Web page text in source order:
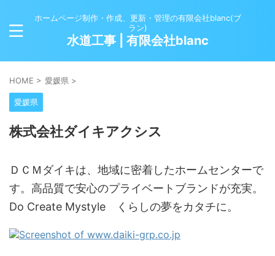
ホームページ制作・作成、更新・管理の有限会社blanc(ブ
ラン)
水道工事 | 有限会社blanc
HOME > 愛媛県 >
愛媛県
株式会社ダイキアクシス
ＤＣＭダイキは、地域に密着したホームセンターで
す。高品質で安心のプライベートブランドが充実。
Do Create Mystyle くらしの夢をカタチに。